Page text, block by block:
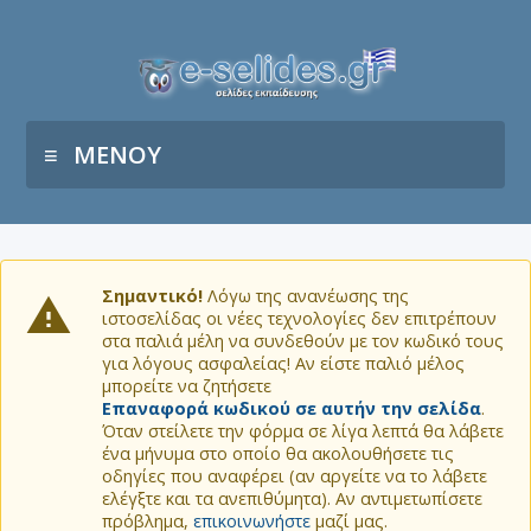
ΜΕΝΟΥ
Σημαντικό! Λόγω της ανανέωσης της
ιστοσελίδας οι νέες τεχνολογίες δεν επιτρέπουν
στα παλιά μέλη να συνδεθούν με τον κωδικό τους
για λόγους ασφαλείας! Αν είστε παλιό μέλος
μπορείτε να ζητήσετε
Επαναφορά κωδικού σε αυτήν την σελίδα.
Όταν στείλετε την φόρμα σε λίγα λεπτά θα λάβετε
ένα μήνυμα στο οποίο θα ακολουθήσετε τις
οδηγίες που αναφέρει (αν αργείτε να το λάβετε
ελέγξτε και τα ανεπιθύμητα). Αν αντιμετωπίσετε
πρόβλημα, επικοινωνήστε μαζί μας.